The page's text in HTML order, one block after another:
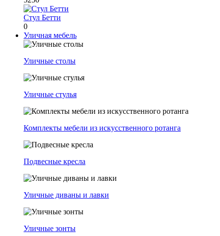
Стул Бетти
0
Уличная мебель
Уличные столы
Уличные стулья
Комплекты мебели из искусственного ротанга
Подвесные кресла
Уличные диваны и лавки
Уличные зонты